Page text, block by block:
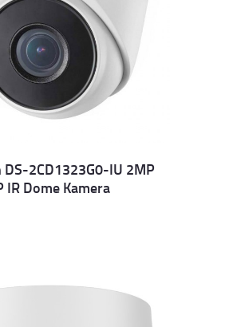
DS-2CD1323G0-IU 2MP
IR Dome Kamera